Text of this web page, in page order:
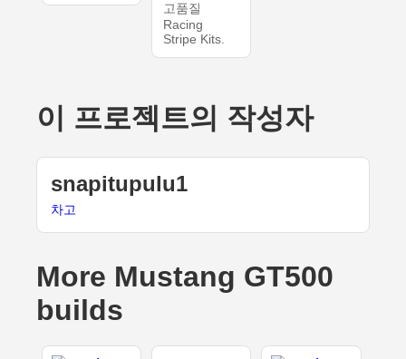
고품질
Racing
Stripe Kits.
이 프로젝트의 작성자
snapitupulu1
차고
More Mustang GT500
builds